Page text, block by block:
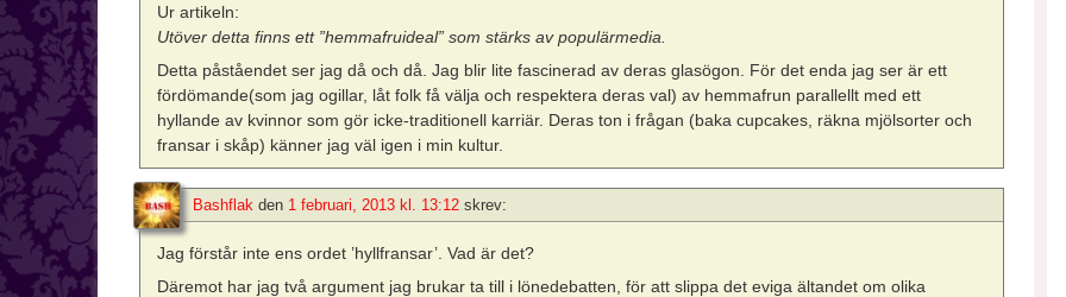
Ur artikeln:
Utöver detta finns ett ”hemmafruideal” som stärks av populärmedia.
Detta påståendet ser jag då och då. Jag blir lite fascinerad av deras glasögon. För det enda jag ser är ett
fördömande(som jag ogillar, låt folk få välja och respektera deras val) av hemmafrun parallellt med ett
hyllande av kvinnor som gör icke-traditionell karriär. Deras ton i frågan (baka cupcakes, räkna mjölsorter och
fransar i skåp) känner jag väl igen i min kultur.
Bashflak den 1 februari, 2013 kl. 13:12 skrev:
Jag förstår inte ens ordet ’hyllfransar’. Vad är det?
Däremot har jag två argument jag brukar ta till i lönedebatten, för att slippa det eviga ältandet om olika